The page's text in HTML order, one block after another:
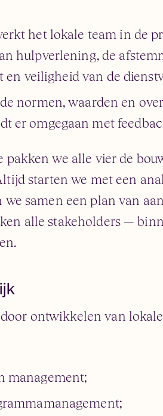
het lokale team in de
hulpverlening, de
veiligheid van de
normen, waarden en
er omgegaan met
we alle vier de
starten we met een
we samen een plan van
alle stakeholders —
ontwikkelen van
management;